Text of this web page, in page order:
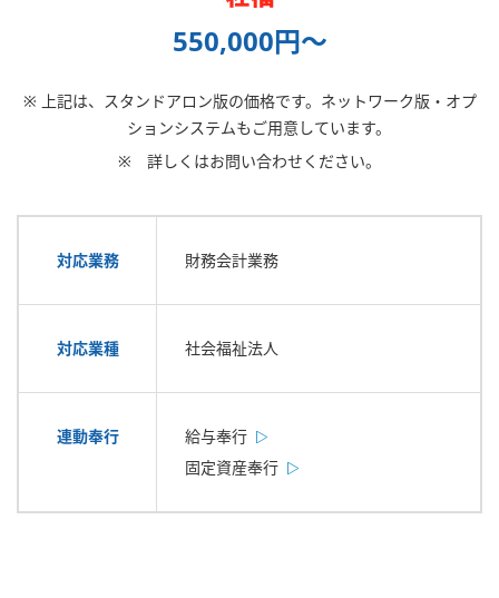
550,000円〜
※ 上記は、スタンドアロン版の価格です。ネットワーク版・オプ
ションシステムもご用意しています。
※ 詳しくはお問い合わせください。
対応業務 財務会計業務
対応業種 社会福祉法人
連動奉行
給与奉行
固定資産奉行